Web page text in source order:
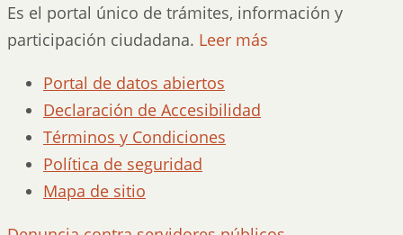
Es el portal único de trámites, información y
participación ciudadana. Leer más
Portal de datos abiertos
Declaración de Accesibilidad
Términos y Condiciones
Política de seguridad
Mapa de sitio